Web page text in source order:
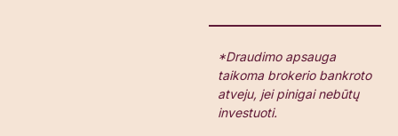
*Draudimo apsauga
taikoma brokerio bankroto
atveju, jei pinigai nebūtų
investuoti.